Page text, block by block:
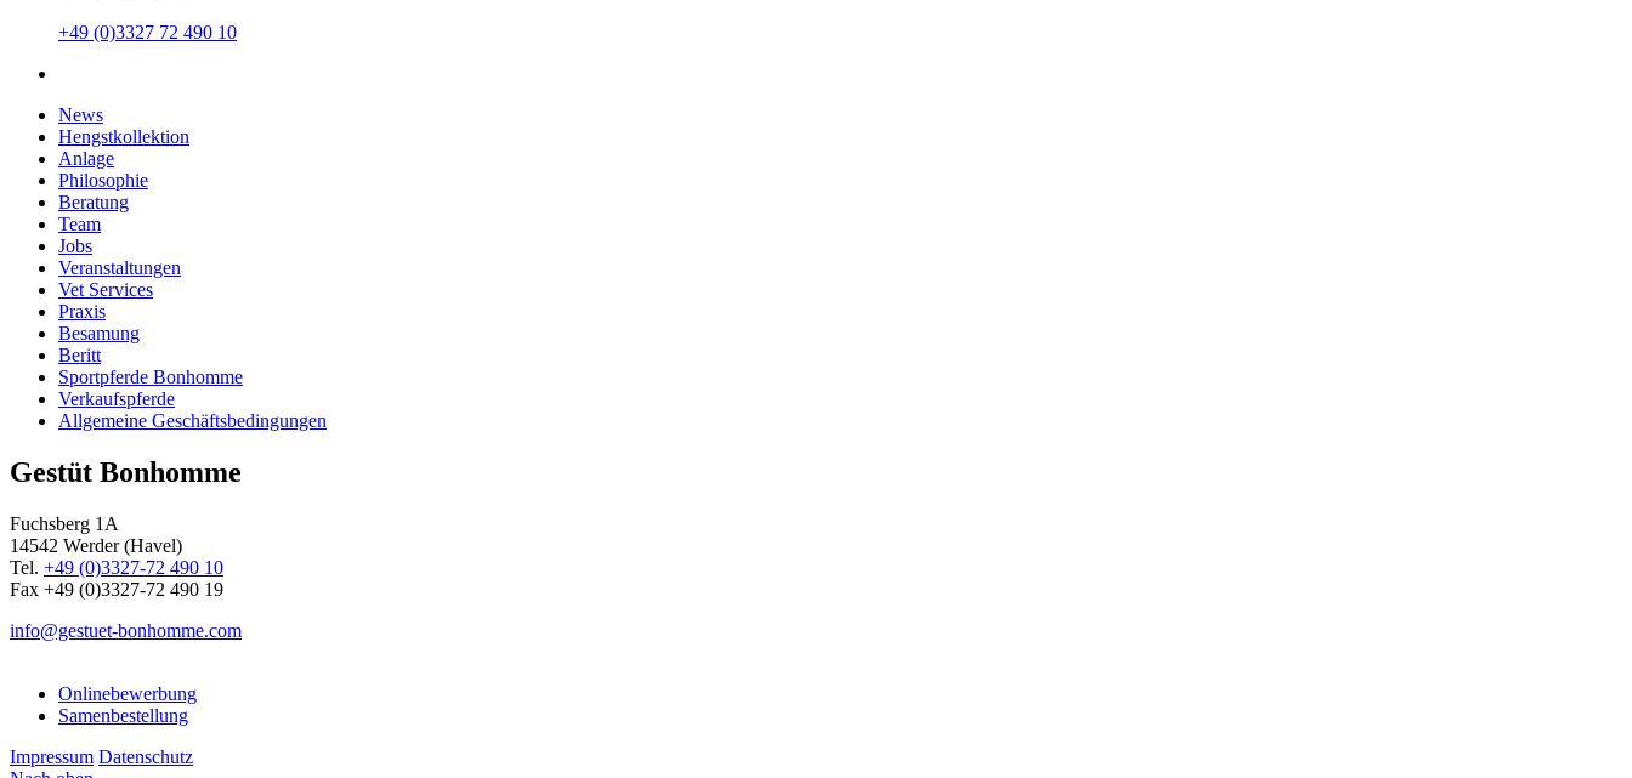
+49 (0)3327 72 490 10
News
Hengstkollektion
Anlage
Philosophie
Beratung
Team
Jobs
Veranstaltungen
Vet Services
Praxis
Besamung
Beritt
Sportpferde Bonhomme
Verkaufspferde
Allgemeine Geschäfts­bedingungen
Gestüt Bonhomme
Fuchsberg 1A
14542 Werder (Havel)
Tel. +49 (0)3327-72 490 10
Fax +49 (0)3327-72 490 19
info@gestuet-bonhomme.com
Onlinebewerbung
Samenbestellung
Impressum Datenschutz